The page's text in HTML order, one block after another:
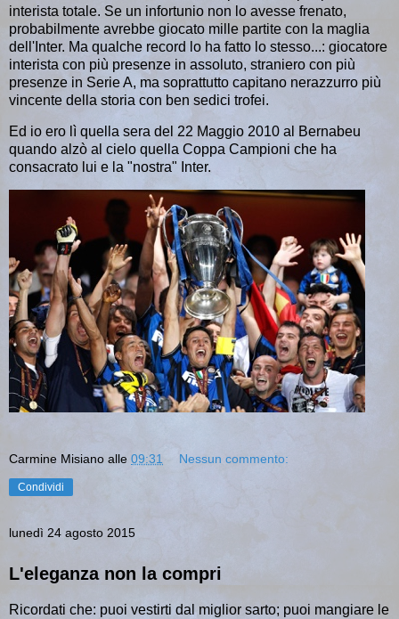
interista totale. Se un infortunio non lo avesse frenato,
probabilmente avrebbe giocato mille partite con la maglia
dell'Inter. Ma qualche record lo ha fatto lo stesso...: giocatore
interista con più presenze in assoluto, straniero con più
presenze in Serie A, ma soprattutto capitano nerazzurro più
vincente della storia con ben sedici trofei.
Ed io ero lì quella sera del 22 Maggio 2010 al Bernabeu
quando alzò al cielo quella Coppa Campioni che ha
consacrato lui e la "nostra" Inter.
Carmine Misiano alle 09:31 Nessun commento:
Condividi
lunedì 24 agosto 2015
L'eleganza non la compri
Ricordati che: puoi vestirti dal miglior sarto; puoi mangiare le